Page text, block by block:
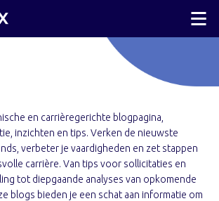
en carrièregerichte blogpagina,
inzichten en tips. Verken de nieuwste
verbeter je vaardigheden en zet stappen
carrière. Van tips voor sollicitaties en
tot diepgaande analyses van opkomende
blogs bieden je een schat aan informatie om